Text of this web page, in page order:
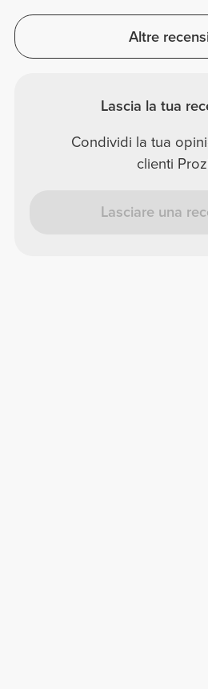
Altre
Lascia la tua
Condividi la tua
clienti
Lasciare una